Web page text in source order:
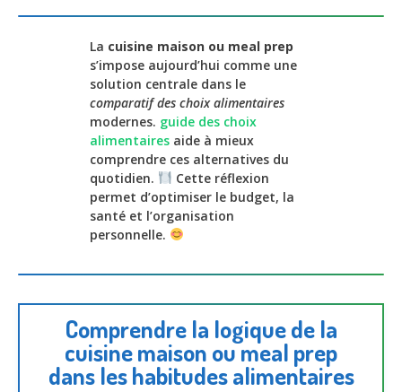
La cuisine maison ou meal prep
s’impose aujourd’hui comme une
solution centrale dans le
comparatif des choix alimentaires
modernes. guide des choix
alimentaires aide à mieux
comprendre ces alternatives du
quotidien.
Cette réflexion
permet d’optimiser le budget, la
santé et l’organisation
personnelle.
Comprendre la logique de la
cuisine maison ou meal prep
dans les habitudes alimentaires